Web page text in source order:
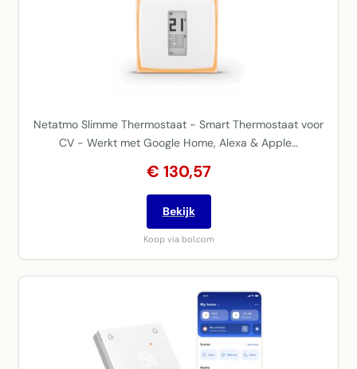
Netatmo Slimme Thermostaat - Smart Thermostaat voor
CV - Werkt met Google Home, Alexa & Apple…
€ 130,57
Bekijk
Koop via bol.com